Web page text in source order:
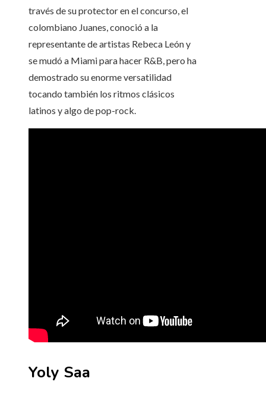
través de su protector en el concurso, el
colombiano Juanes, conoció a la
representante de artistas Rebeca León y
se mudó a Miami para hacer R&B, pero ha
demostrado su enorme versatilidad
tocando también los ritmos clásicos
latinos y algo de pop-rock.
Yoly Saa